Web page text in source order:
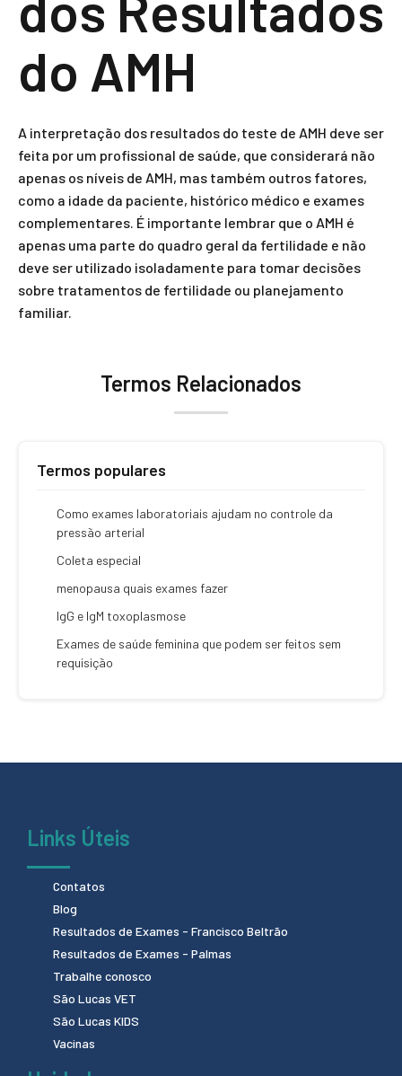
do AMH
A interpretação dos resultados do teste de AMH deve ser
feita por um profissional de saúde, que considerará não
apenas os níveis de AMH, mas também outros fatores,
como a idade da paciente, histórico médico e exames
complementares. É importante lembrar que o AMH é
apenas uma parte do quadro geral da fertilidade e não
deve ser utilizado isoladamente para tomar decisões
sobre tratamentos de fertilidade ou planejamento
familiar.
Termos Relacionados
Termos populares
Como exames laboratoriais ajudam no controle da
pressão arterial
Coleta especial
menopausa quais exames fazer
IgG e IgM toxoplasmose
Exames de saúde feminina que podem ser feitos sem
requisição
Links Úteis
Contatos
Blog
Resultados de Exames - Francisco Beltrão
Resultados de Exames - Palmas
Trabalhe conosco
São Lucas VET
São Lucas KIDS
Vacinas